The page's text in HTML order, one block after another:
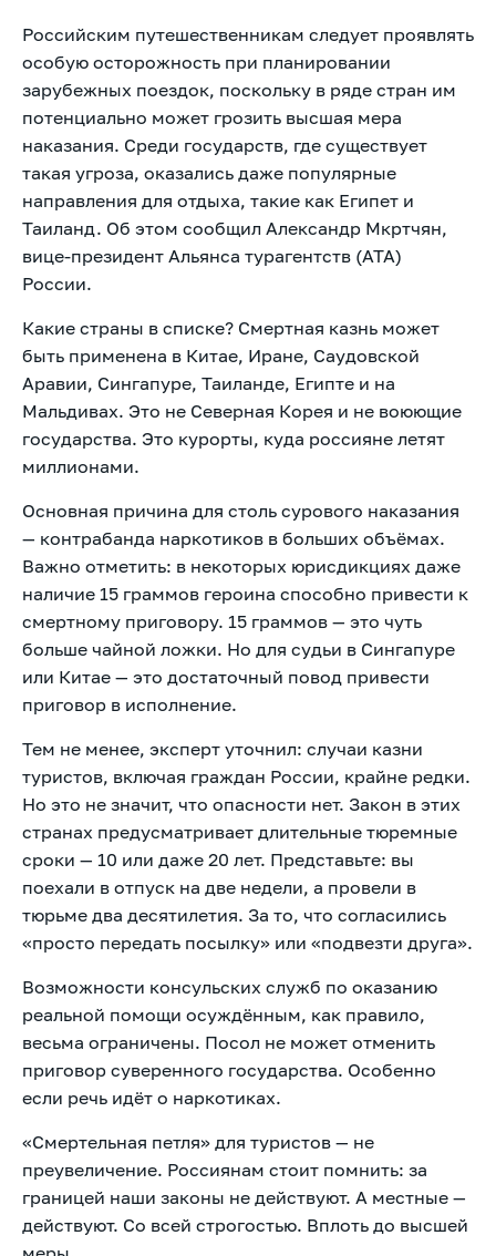
Российским путешественникам следует проявлять
особую осторожность при планировании
зарубежных поездок, поскольку в ряде стран им
потенциально может грозить высшая мера
наказания. Среди государств, где существует
такая угроза, оказались даже популярные
направления для отдыха, такие как Египет и
Таиланд. Об этом сообщил Александр Мкртчян,
вице-президент Альянса турагентств (АТА)
России.
Какие страны в списке? Смертная казнь может
быть применена в Китае, Иране, Саудовской
Аравии, Сингапуре, Таиланде, Египте и на
Мальдивах. Это не Северная Корея и не воюющие
государства. Это курорты, куда россияне летят
миллионами.
Основная причина для столь сурового наказания
— контрабанда наркотиков в больших объёмах.
Важно отметить: в некоторых юрисдикциях даже
наличие 15 граммов героина способно привести к
смертному приговору. 15 граммов — это чуть
больше чайной ложки. Но для судьи в Сингапуре
или Китае — это достаточный повод привести
приговор в исполнение.
Тем не менее, эксперт уточнил: случаи казни
туристов, включая граждан России, крайне редки.
Но это не значит, что опасности нет. Закон в этих
странах предусматривает длительные тюремные
сроки — 10 или даже 20 лет. Представьте: вы
поехали в отпуск на две недели, а провели в
тюрьме два десятилетия. За то, что согласились
«просто передать посылку» или «подвезти друга».
Возможности консульских служб по оказанию
реальной помощи осуждённым, как правило,
весьма ограничены. Посол не может отменить
приговор суверенного государства. Особенно
если речь идёт о наркотиках.
«Смертельная петля» для туристов — не
преувеличение. Россиянам стоит помнить: за
границей наши законы не действуют. А местные —
действуют. Со всей строгостью. Вплоть до высшей